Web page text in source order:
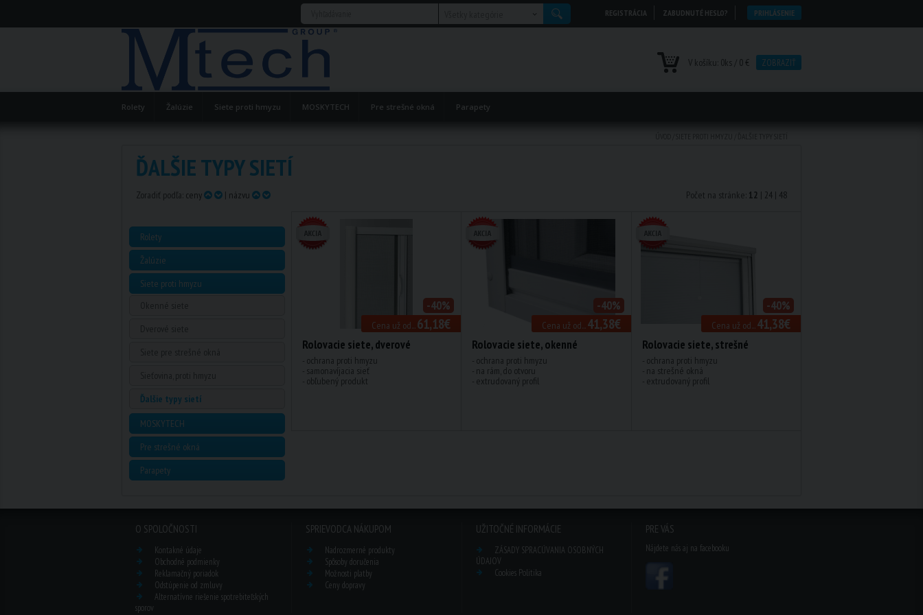
REGISTRÁCIA ZABUDNUTÉ HESLO? PRIHLÁSENIE
V košíku: 0ks / 0 € ZOBRAZIŤ
Rolety Žalúzie Siete proti hmyzu MOSKYTECH Pre strešné okná Parapety
ĎALŠIE TYPY SIETÍ
Zoradiť podľa: ceny | názvu Počet na stránke: 12 | 24 | 48
Rolety
Žalúzie
Siete proti hmyzu
Ďalšie typy sietí
MOSKYTECH
Pre strešné okná
Parapety
Cena už od...61,18€
-40%
Rolovacie siete, dverové
- ochrana proti hmyzu
- samonavíjacia sieť
- obľubený produkt
Cena už od...41,38€
-40%
Rolovacie siete, okenné
- ochrana proti hmyzu
- na rám, do otvoru
- extrudovaný profil
Cena už od...41,38€
-40%
Rolovacie siete, strešné
- ochrana proti hmyzu
- na strešné okná
- extrudovaný profil
O SPOLOČNOSTI
Kontakné údaje
Obchodné podmienky
Reklamačný poriadok
Odstúpenie od zmluvy
Alternatívne riešenie spotrebiteľských
sporov
SPRIEVODCA NÁKUPOM
Nadrozmerné produkty
Spôsoby doručenia
Možnosti platby
Ceny dopravy
UŽITOČNÉ INFORMÁCIE
ZÁSADY SPRACÚVANIA OSOBNÝCH
ÚDAJOV
Cookies Politika
PRE VÁS
Nájdete nás aj na facebooku